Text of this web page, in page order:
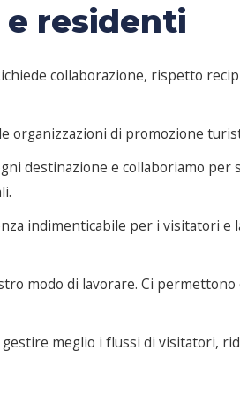
residenti
collaborazione, rispetto
organizzazioni di promozione
destinazione e collaboriamo
indimenticabile per i visitatori e
modo di lavorare. Ci
meglio i flussi di visitatori,